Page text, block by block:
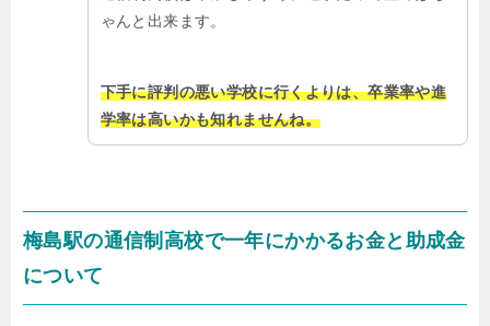
ゃんと出来ます。
下手に評判の悪い学校に行くよりは、卒業率や進
学率は高いかも知れませんね。
梅島駅の通信制高校で一年にかかるお金と助成金
について